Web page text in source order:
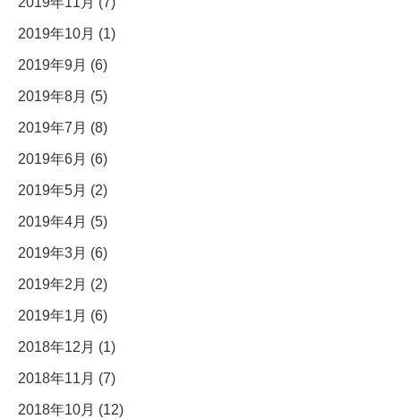
2019年10月 (1)
2019年9月 (6)
2019年8月 (5)
2019年7月 (8)
2019年6月 (6)
2019年5月 (2)
2019年4月 (5)
2019年3月 (6)
2019年2月 (2)
2019年1月 (6)
2018年12月 (1)
2018年11月 (7)
2018年10月 (12)